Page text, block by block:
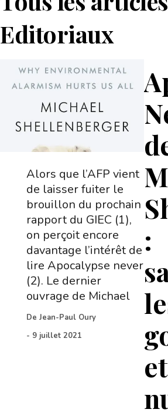
Editoriaux
:
Alors que l’AFP vient
de laisser fuiter le
brouillon du prochain
rapport du GIEC (1),
on perçoit encore
davantage l’intérêt de
lire Apocalypse never
(2). Le dernier
ouvrage de Michael
De Jean-Paul Oury
- 9 juillet 2021